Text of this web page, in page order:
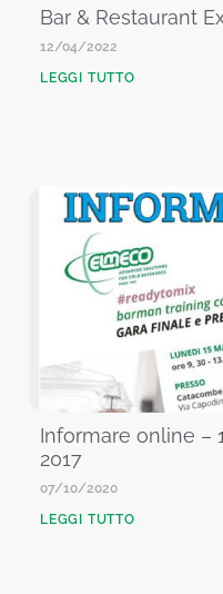
Bar & Restaurant
12/04/2022
LEGGI TUTTO
Informare online –
2017
07/10/2020
LEGGI TUTTO